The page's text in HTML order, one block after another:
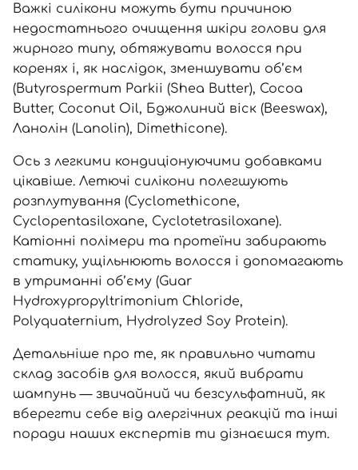
Важкі силікони можуть бути причиною
недостатнього очищення шкіри голови для
жирного типу, обтяжувати волосся при
коренях і, як наслідок, зменшувати об’єм
(Butyrospermum Parkii (Sheа Butter), Сосoа
Butter, Соconut Oil, Бджолиний віск (Beeswax),
Ланолін (Lanolin), Dimethicone).
Ось з легкими кондиціонуючими добавками
цікавіше. Летючі силікони полегшують
розплутування (Cyclomethicone,
Cyclopentasiloxane, Cyclotetrasiloxane).
Катіонні полімери та протеїни забирають
статику, ущільнюють волосся і допомагають
в утриманні об’єму (Guar
Hydroxypropyltrimonium Chloride,
Polyquaternium, Нydrolyzed Soу Protein).
Детальніше про те, як правильно читати
склад засобів для волосся, який вибрати
шампунь — звичайний чи безсульфатний, як
вберегти себе від алергічних реакцій та інші
поради наших експертів ти дізнаєшся тут.